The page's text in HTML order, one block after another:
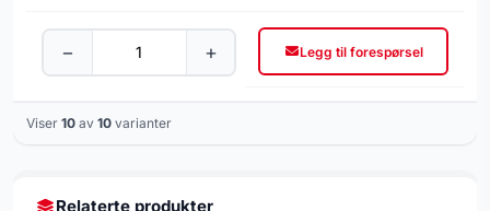
− + Legg til forespørsel
Viser 10 av 10 varianter
Relaterte produkter